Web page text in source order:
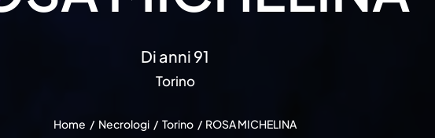
Di anni 91
Torino
Home Necrologi Torino ROSA MICHELINA